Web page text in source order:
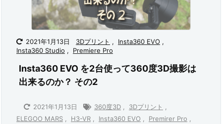
2021年1月13日 3Dプリント , Insta360 EVO ,
Insta360 Studio , Premiere Pro
Insta360 EVO を2台使って360度3D撮影は
出来るのか？ その2
2021年1月13日 360度3D 3Dプリント
ELEGOO MARS
H3-VR Insta360 EVO Premirer Pro